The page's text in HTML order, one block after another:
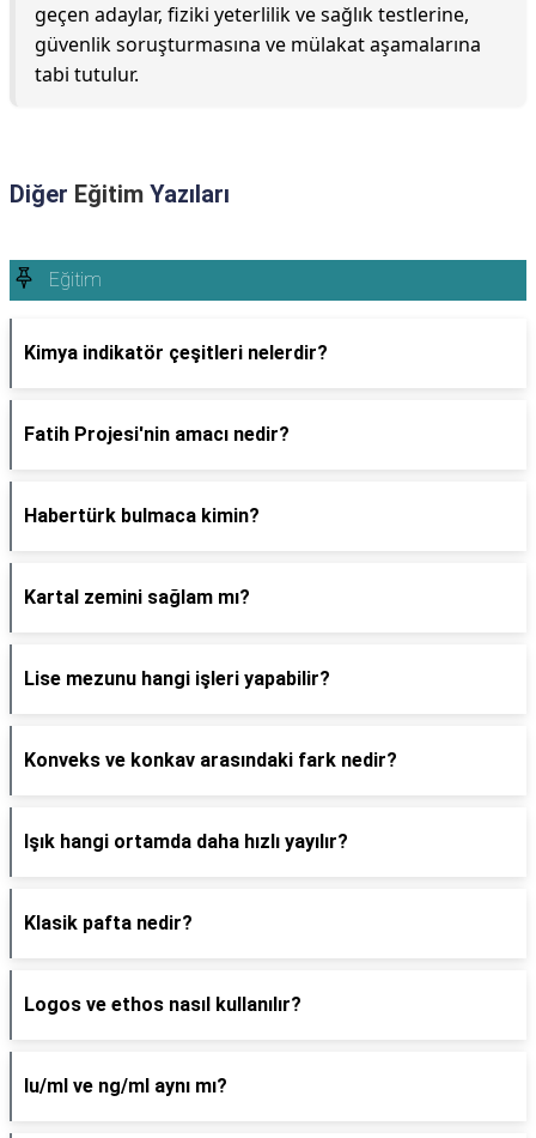
geçen adaylar, fiziki yeterlilik ve sağlık testlerine,
güvenlik soruşturmasına ve mülakat aşamalarına
tabi tutulur.
Diğer Eğitim Yazıları
Eğitim
Kimya indikatör çeşitleri nelerdir?
Fatih Projesi'nin amacı nedir?
Habertürk bulmaca kimin?
Kartal zemini sağlam mı?
Lise mezunu hangi işleri yapabilir?
Konveks ve konkav arasındaki fark nedir?
Işık hangi ortamda daha hızlı yayılır?
Klasik pafta nedir?
Logos ve ethos nasıl kullanılır?
Iu/ml ve ng/ml aynı mı?